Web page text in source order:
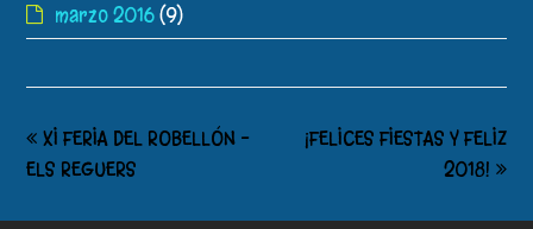
marzo 2016(9)
XI FERIA DEL ROBELLÓN –
ELS REGUERS
¡FELICES FIESTAS Y FELIZ
2018!